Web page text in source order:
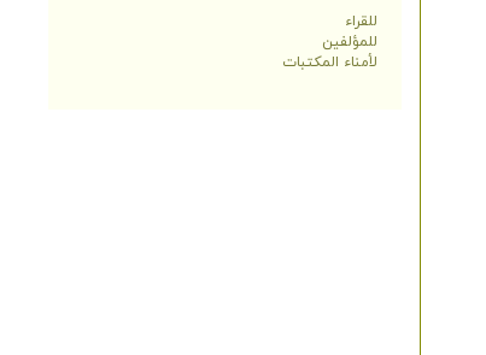
للقراء
للمؤلفين
لأمناء المكتبات